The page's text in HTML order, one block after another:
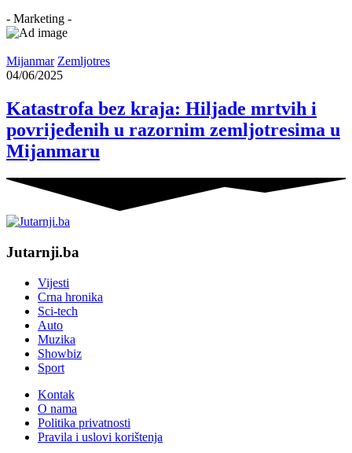
- Marketing -
Mijanmar Zemljotres
04/06/2025
Katastrofa bez kraja: Hiljade mrtvih i
povrijeđenih u razornim zemljotresima u
Mijanmaru
Jutarnji.ba
Vijesti
Crna hronika
Sci-tech
Auto
Muzika
Showbiz
Sport
Kontak
O nama
Politika privatnosti
Pravila i uslovi korištenja